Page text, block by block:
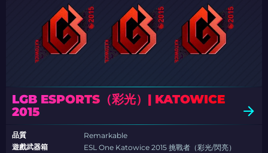
LGB ESPORTS（彩光）| KATOWICE
2015
品質
Remarkable
遊戲武器箱
ESL One Katowice 2015 挑戰者（彩光/閃亮）